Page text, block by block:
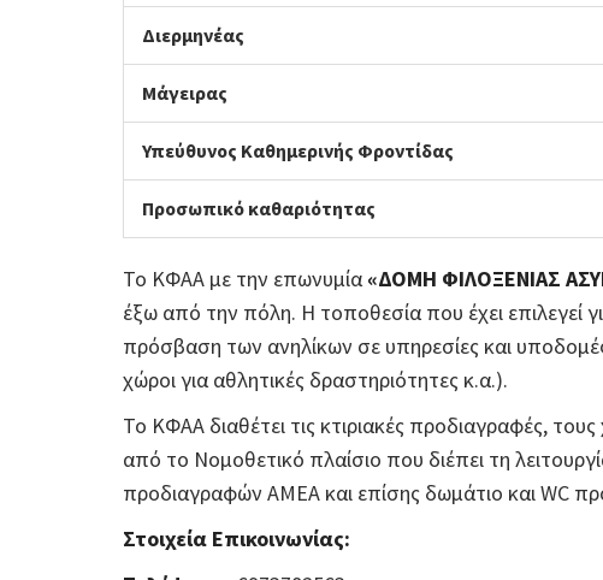
Διερμηνέας
Μάγειρας
Υπεύθυνος Καθημερινής Φροντίδας
Προσωπικό καθαριότητας
Το ΚΦΑΑ με την επωνυμία«ΔΟΜΗ ΦΙΛΟΞΕΝΙΑΣ
έξω από την πόλη. Η τοποθεσία που έχει επιλεγεί
πρόσβαση των ανηλίκων σε υπηρεσίες και
χώροι για αθλητικές δραστηριότητες κ.α.).
Το ΚΦΑΑ διαθέτει τις κτιριακές προδιαγραφές,
από το Νομοθετικό πλαίσιο που διέπει τη
προδιαγραφών ΑΜΕΑ και επίσης δωμάτιο και WC
Στοιχεία Επικοινωνίας: